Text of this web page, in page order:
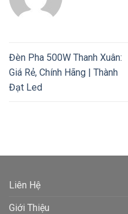
Đèn Pha 500W Thanh Xuân:
Giá Rẻ, Chính Hãng | Thành
Đạt Led
Liên Hệ
Giới Thiệu